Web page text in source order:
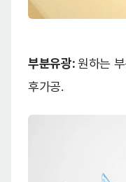
부분유광:원하는
후가공.